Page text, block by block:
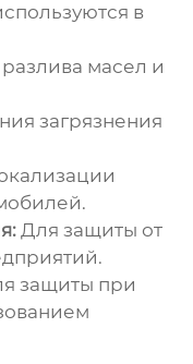
в
масел и
загрязнения
Для защиты от
защиты при